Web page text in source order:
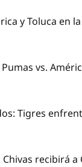
y Toluca en
vs.
Tigres
recibirá a